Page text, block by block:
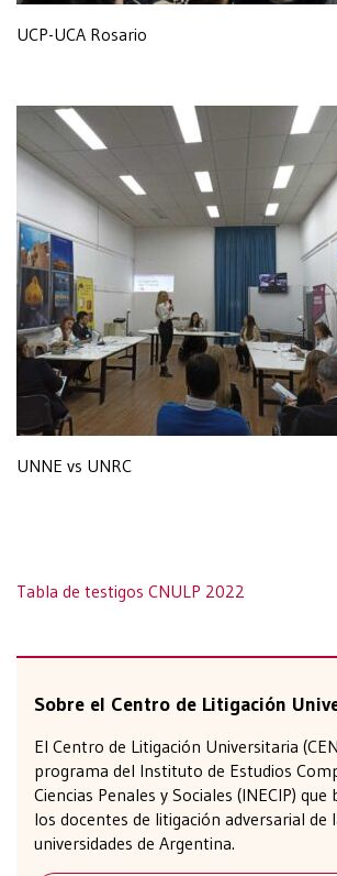
UCP-UCA Rosario
UNNE vs UNRC
Tabla de testigos CNULP 2022
Sobre el Centro de Litigación
El Centro de Litigación Universitaria
programa del Instituto de Estudios
Ciencias Penales y Sociales (INECIP) que
los docentes de litigación adversarial de
universidades de Argentina.